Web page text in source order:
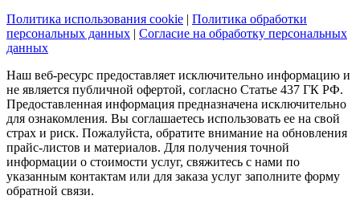
Политика использования cookie | Политика обработки
персональных данных | Согласие на обработку персональных
данных
Наш веб-ресурс предоставляет исключительно информацию и
не является публичной офертой, согласно Статье 437 ГК РФ.
Предоставленная информация предназначена исключительно
для ознакомления. Вы соглашаетесь использовать ее на свой
страх и риск. Пожалуйста, обратите внимание на обновления
прайс-листов и материалов. Для получения точной
информации о стоимости услуг, свяжитесь с нами по
указанным контактам или для заказа услуг заполните форму
обратной связи.